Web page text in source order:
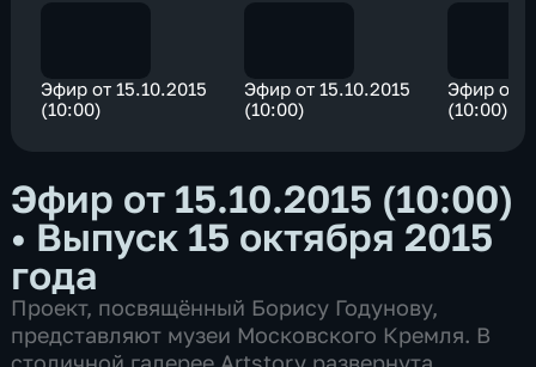
Эфир от 15.10.2015
(10:00)
Эфир от 15.10.2015
(10:00)
Эфир от
(10:00)
Эфир от 15.10.2015 (10:00)
• Выпуск 15 октября 2015
года
Проект, посвящённый Борису Годунову,
представляют музеи Московского Кремля. В